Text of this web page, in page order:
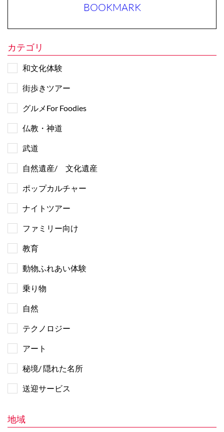
BOOKMARK
カテゴリ
和文化体験
街歩きツアー
グルメFor Foodies
仏教・神道
武道
自然遺産/ 文化遺産
ポップカルチャー
ナイトツアー
ファミリー向け
教育
動物ふれあい体験
乗り物
自然
テクノロジー
アート
秘境/ 隠れた名所
送迎サービス
地域